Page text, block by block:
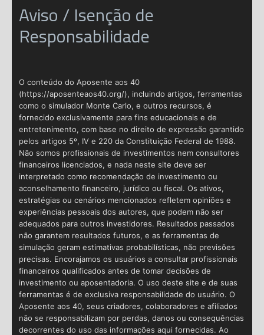
Aviso / Isenção de
Responsabilidade
O conteúdo do Aposente aos 40
(https://aposenteaos40.org/), incluindo artigos, ferramentas
como o simulador Monte Carlo, e outros recursos, é
fornecido exclusivamente para fins educacionais e de
entretenimento, com base no direito de expressão garantido
pelos artigos 5º, IV e 220 da Constituição Federal de 1988.
Não somos profissionais de investimentos nem consultores
financeiros licenciados, e nada neste site deve ser
interpretado como recomendação de investimento ou
aconselhamento financeiro, jurídico ou fiscal. Os ativos,
estratégias ou cenários mencionados refletem opiniões e
experiências pessoais dos autores, que podem não ser
adequados para outros investidores. Resultados passados
não garantem resultados futuros, e as ferramentas de
simulação geram estimativas probabilísticas, não previsões
precisas. Encorajamos os usuários a consultar profissionais
financeiros qualificados antes de tomar decisões de
investimento ou aposentadoria. O uso deste site e de suas
ferramentas é de exclusiva responsabilidade do usuário. O
Aposente aos 40, seus criadores, colaboradores e afiliados
não se responsabilizam por perdas, danos ou consequências
decorrentes do uso das informações aqui fornecidas. Ao